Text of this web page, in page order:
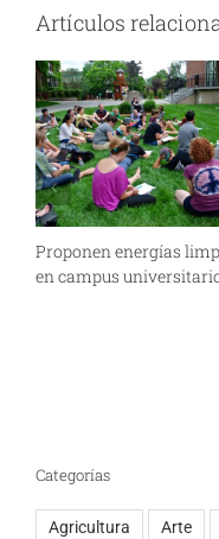
Artículos
Proponen energías
en campus
Categorías
Agricultura Arte